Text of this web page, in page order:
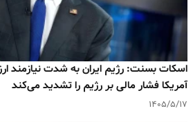
اسکات بسنت: رژیم ایران به‌ شدت نیازمند
آمریکا فشار مالی بر رژیم را تشدید می‌کند
۱۴۰۵/۵/۱۷